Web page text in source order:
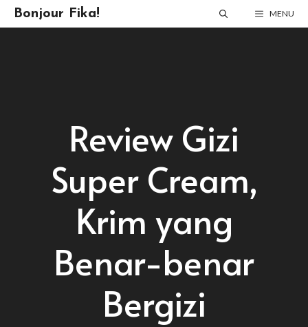
Skip
to
Bonjour Fika! MENU
Review Gizi
Super Cream,
Krim yang
Benar-benar
Bergizi